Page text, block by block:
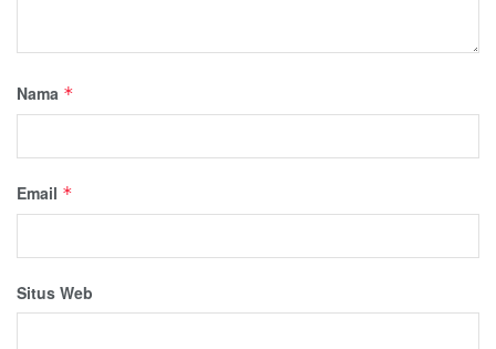
Nama *
Email *
Situs Web